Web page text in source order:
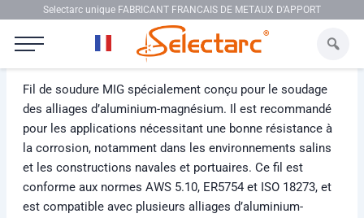
Aller au contenuSelectarc unique FABRICANT FRANCAIS DE METAUX D'APPORT
Fil de soudure MIG spécialement conçu pour le soudage
des alliages d’aluminium-magnésium. Il est recommandé
pour les applications nécessitant une bonne résistance à
la corrosion, notamment dans les environnements salins
et les constructions navales et portuaires. Ce fil est
conforme aux normes AWS 5.10, ER5754 et ISO 18273, et
est compatible avec plusieurs alliages d’aluminium-